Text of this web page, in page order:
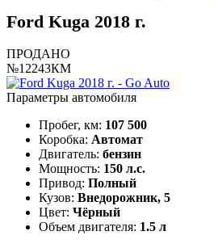
Ford Kuga 2018 г.
ПРОДАНО
№12243КМ
Параметры автомобиля
Пробег, км: 107 500
Коробка: Автомат
Двигатель: бензин
Мощность: 150 л.с.
Привод: Полный
Кузов: Внедорожник, 5
Цвет: Чёрный
Объем двигателя: 1.5 л